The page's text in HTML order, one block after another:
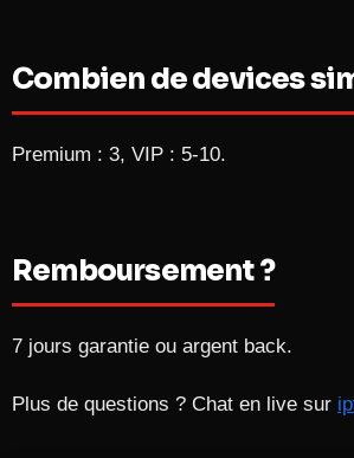
Combien de devices
Premium : 3, VIP : 5-10.
Remboursement ?
7 jours garantie ou argent back.
Plus de questions ? Chat en live sur